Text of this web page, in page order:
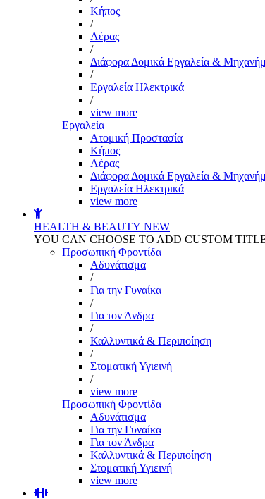
Kήπος
/
Αέρας
/
Διάφορα Δομικά Εργαλεία &
/
Εργαλεία Ηλεκτρικά
/
view more
Εργαλεία
Aτομική Προστασία
Kήπος
Αέρας
Διάφορα Δομικά Εργαλεία &
Εργαλεία Ηλεκτρικά
view more
HEALTH & BEAUTY NEW
YOU CAN CHOOSE TO ADD CUSTOM
Προσωπική Φροντίδα
Αδυνάτισμα
/
Για την Γυναίκα
/
Για τον Άνδρα
/
Καλλυντικά & Περιποίηση
/
Στοματική Υγιεινή
/
view more
Προσωπική Φροντίδα
Αδυνάτισμα
Για την Γυναίκα
Για τον Άνδρα
Καλλυντικά & Περιποίηση
Στοματική Υγιεινή
view more